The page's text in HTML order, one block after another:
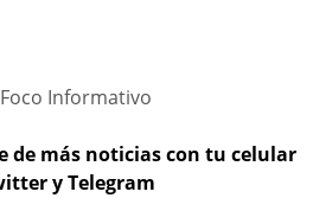
Informativo
de más noticias con tu celular
y Telegram